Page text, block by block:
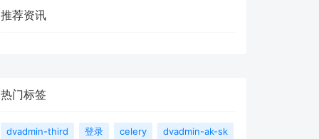
推荐资讯
热门标签
dvadmin-third 登录 celery
dvadmin-ak-sk